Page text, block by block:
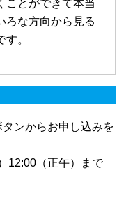
ことができて本当
ろな方向から見る
。
ンからお申し込みを
12:00（正午）まで